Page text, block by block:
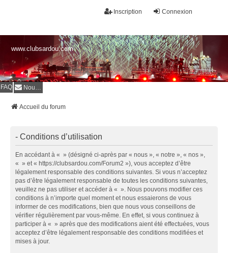
Connexion
Inscription
www.clubsardou.com
FAQ Nous contacter
Accueil du forum
- Conditions d’utilisation
En accédant à « » (désigné ci-après par « nous », « notre », « nos »,
« » et « https://clubsardou.com/Forum2 »), vous acceptez d’être
légalement responsable des conditions suivantes. Si vous n’acceptez
pas d’être légalement responsable de toutes les conditions suivantes,
veuillez ne pas utiliser et accéder à « ». Nous pouvons modifier ces
conditions à n’importe quel moment et nous essaierons de vous
informer de ces modifications, bien que nous vous conseillons de
vérifier régulièrement par vous-même. En effet, si vous continuez à
participer à « » après que des modifications aient été effectuées, vous
acceptez d’être légalement responsable des conditions modifiées et
mises à jour.